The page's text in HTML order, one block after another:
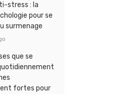
stress : la
pour se
surmenage
que se
fortes pour